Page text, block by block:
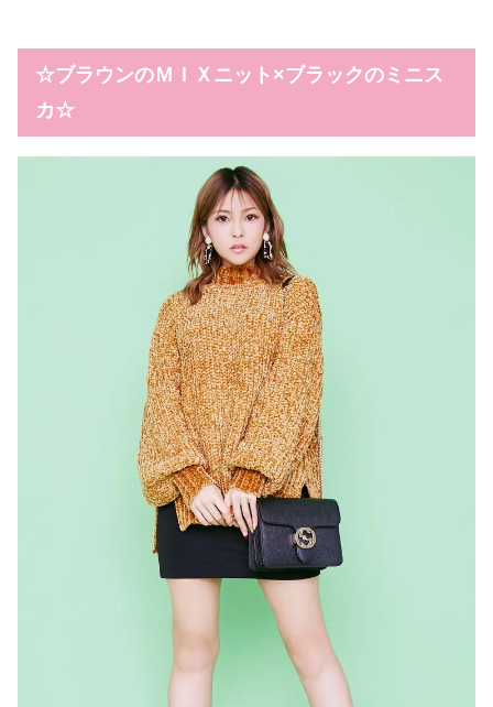
☆ブラウンのＭＩＸニット×ブラックのミニス
カ☆